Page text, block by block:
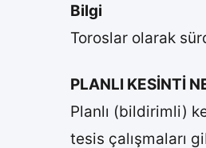
Bilgi
Toroslar olarak
​PLA​NLI KESİNTİ
Planlı (bildir​​​imli)
tesis çalışmaları